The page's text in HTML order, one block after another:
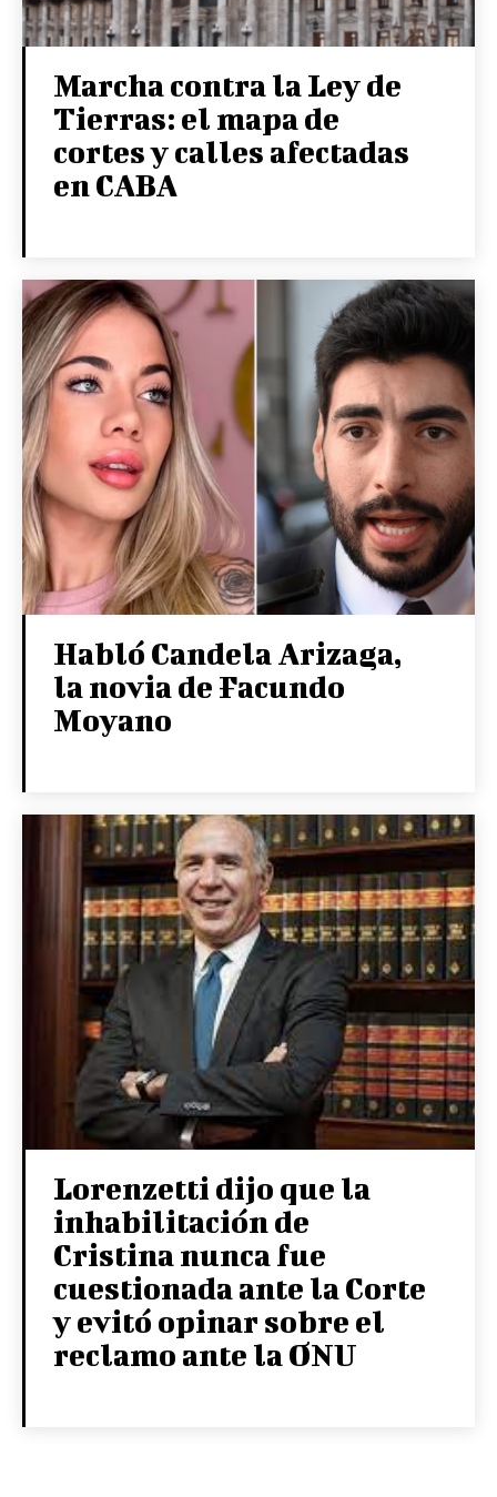
Marcha contra la Ley de
Tierras: el mapa de
cortes y calles afectadas
en CABA
Habló Candela Arizaga,
la novia de Facundo
Moyano
Lorenzetti dijo que la
inhabilitación de
Cristina nunca fue
cuestionada ante la Corte
y evitó opinar sobre el
reclamo ante la ONU